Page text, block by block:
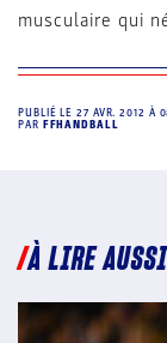
musculaire qui
PUBLIÉ LE27 AVR. 2012 À
PAR FFHANDBALL
À LIRE